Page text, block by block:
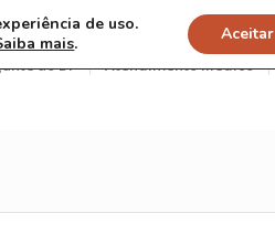
ao Dr Atendimento Médico
de uso.
mais. Aceitar